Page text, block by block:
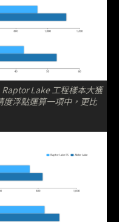
Raptor Lake 工程樣本大獲
浮點運算一項中，更比